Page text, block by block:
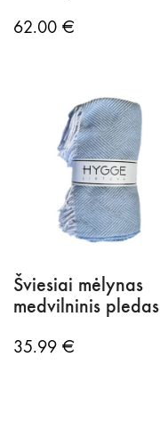
62.00 €
Šviesiai mėlynas
medvilninis pledas
35.99 €